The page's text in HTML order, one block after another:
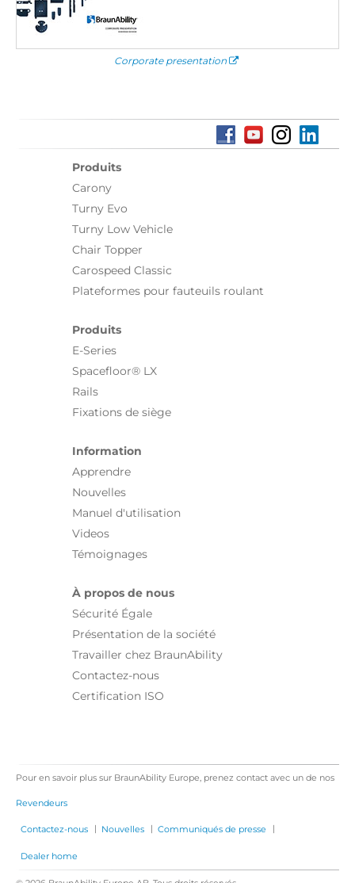
Corporate presentation
Produits
Carony
Turny Evo
Turny Low Vehicle
Chair Topper
Carospeed Classic
Plateformes pour fauteuils roulant
Produits
E-Series
Spacefloor® LX
Rails
Fixations de siège
Information
Apprendre
Nouvelles
Manuel d'utilisation
Videos
Témoignages
À propos de nous
Sécurité Égale
Présentation de la société
Travailler chez BraunAbility
Contactez-nous
Certification ISO
Pour en savoir plus sur BraunAbility Europe, prenez contact avec un de nos
Revendeurs
Contactez-nous | Nouvelles | Communiqués de presse |
Dealer home